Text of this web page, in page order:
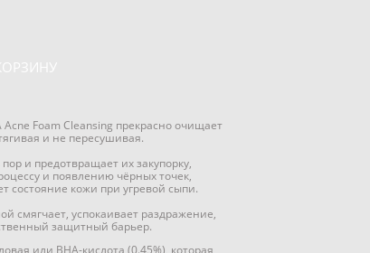
Acne Foam Cleansing прекрасно очищает
и не пересушивая.
и предотвращает их закупорку,
и появлению чёрных точек,
состояние кожи при угревой сыпи.
смягчает, успокаивает раздражение,
защитный барьер.
или BHA-кислота (0.45%), которая